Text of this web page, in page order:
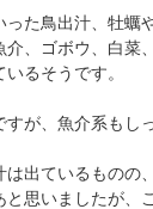
った鳥出汁、牡蠣
介、ゴボウ、白菜
るそうです。
すが、魚介系もし
は出ているものの
思いましたが、